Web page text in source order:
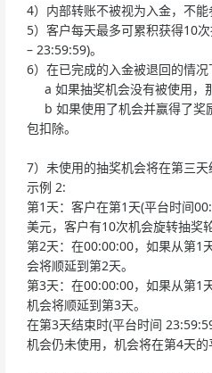
4）内部转账不被视为入金，不能
5）客户每天最多可累积获得10
– 23:59:59)。
6）在已完成的入金被退回的情况
a 如果抽奖机会没有被使用，
b 如果使用了机会并赢得了奖
包扣除。
7）未使用的抽奖机会将在第三天
示例 2:
第1天：客户在第1天(平台时间
美元，客户有10次机会旋转抽奖轮
第2天：在00:00:00，如果从第1
会将顺延到第2天。
第3天：在00:00:00，如果从第1
机会将顺延到第3天。
在第3天结束时(平台时间
机会仍未使用，机会将在第4天的